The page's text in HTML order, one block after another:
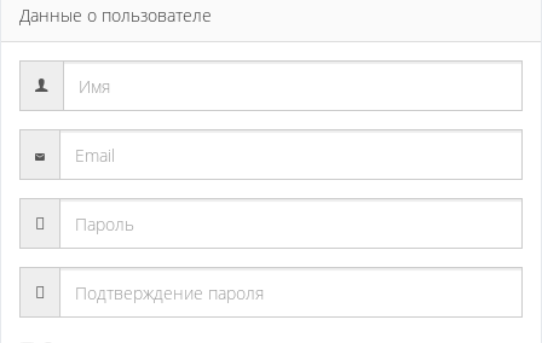
Данные о пользователе